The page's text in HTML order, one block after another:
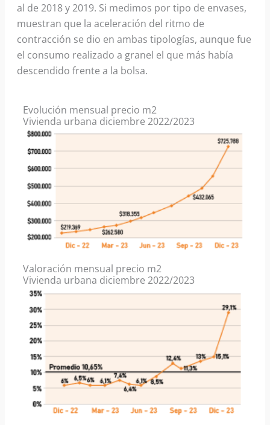
al de 2018 y 2019. Si medimos por tipo de envases,
muestran que la aceleración del ritmo de
contracción se dio en ambas tipologías, aunque fue
el consumo realizado a granel el que más había
descendido frente a la bolsa.
Evolución mensual precio m2
Vivienda urbana diciembre 2022/2023
Valoración mensual precio m2
Vivienda urbana diciembre 2022/2023